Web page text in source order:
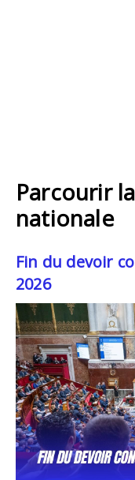
Parcourir
nationale
Fin du devoir
2026